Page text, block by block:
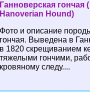
Ганноверская гончая
Hanoverian Hound)
Фото и описание
гончая. Выведена в
в 1820 скрещиванием
тяжелыми гончими,
кровяному следу....